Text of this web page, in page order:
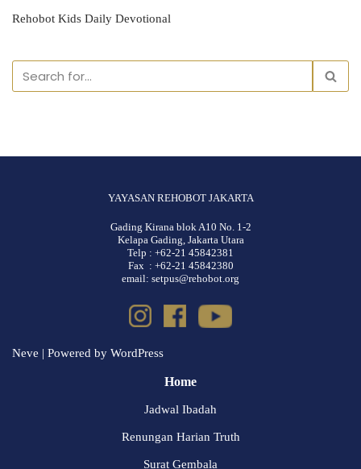
Rehobot Kids Daily Devotional
YAYASAN REHOBOT JAKARTA
Gading Kirana blok A10 No. 1-2
Kelapa Gading, Jakarta Utara
Telp : +62-21 45842381
Fax : +62-21 45842380
email: setpus@rehobot.org
Neve | Powered by WordPress
Home
Jadwal Ibadah
Renungan Harian Truth
Surat Gembala